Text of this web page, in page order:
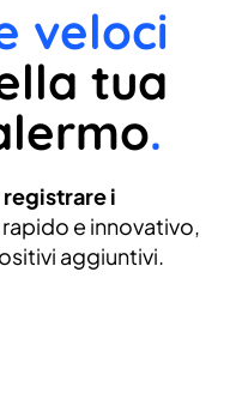
veloci
tua
.
i
e innovativo,
aggiuntivi.